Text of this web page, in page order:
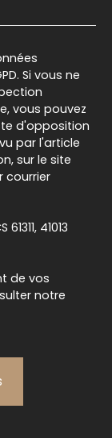
Si vous ne
vous pouvez
d'opposition
par l'article
sur le site
courrier
41013
de vos
notre